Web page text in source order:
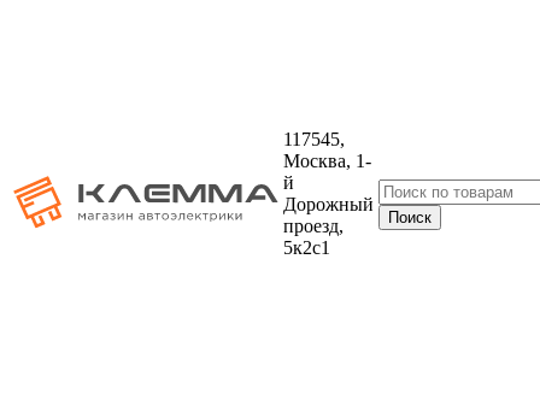
117545,
Москва, 1-
й
Дорожный
проезд,
5к2с1